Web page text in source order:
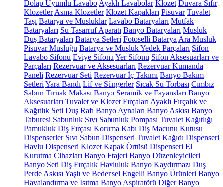
Dolap Uyumlu Lavabo Ayaklı Lavabolar Klozet Duvara Sıfır
Klozetler Asma Klozetler Klozet Kapakları Pisuvar Tuvalet
Taşı Batarya ve Musluklar Lavabo Bataryaları Mutfak
Bataryaları Su Tasarruf Aparatı Banyo Bataryaları Musluk
Duş Bataryaları Batarya Setleri Fotoselli Batarya Ara Musluk
Pisuvar Musluğu Batarya ve Musluk Yedek Parçaları Sifon
Lavabo Sifonu Eviye Sifonu Yer Sifonu Sifon Aksesuarları ve
Parçaları Rezervuar ve Aksesuarları Rezervuar Kumanda
Paneli Rezervuar Seti Rezervuar İç Takımı Banyo Bakım
Setleri Yara Bandı Lif ve Süngerler Sıcak Su Torbası Cımbız
Sabun Tırnak Makası Banyo Seramik ve Fayansları Banyo
Aksesuarları Tuvalet ve Klozet Fırçaları Ayaklı Fırçalık ve
Kağıtlık Seti Duş Rafı Banyo Aynaları Banyo Askısı Banyo
Taburesi Sabunluk Sıvı Sabunluk Pompası Tuvalet Kağıtlığı
Pamukluk Diş Fırçası Koruma Kabı Diş Macunu Kutusu
Dispenserler Sıvı Sabun Dispenseri Tuvalet Kağıdı Dispenseri
Havlu Dispenseri Klozet Kapak Örtüsü Dispenseri El
Kurutma Cihazları Banyo Etajeri Banyo Düzenleyicileri
Banyo Seti Diş Fırçalık Havluluk Banyo Kaydırmazı Duş
Perde Askısı Yaşlı ve Bedensel Engelli Banyo Ürünleri Banyo
Havalandırma ve Isıtma Banyo Aspiratörü Diğer Banyo